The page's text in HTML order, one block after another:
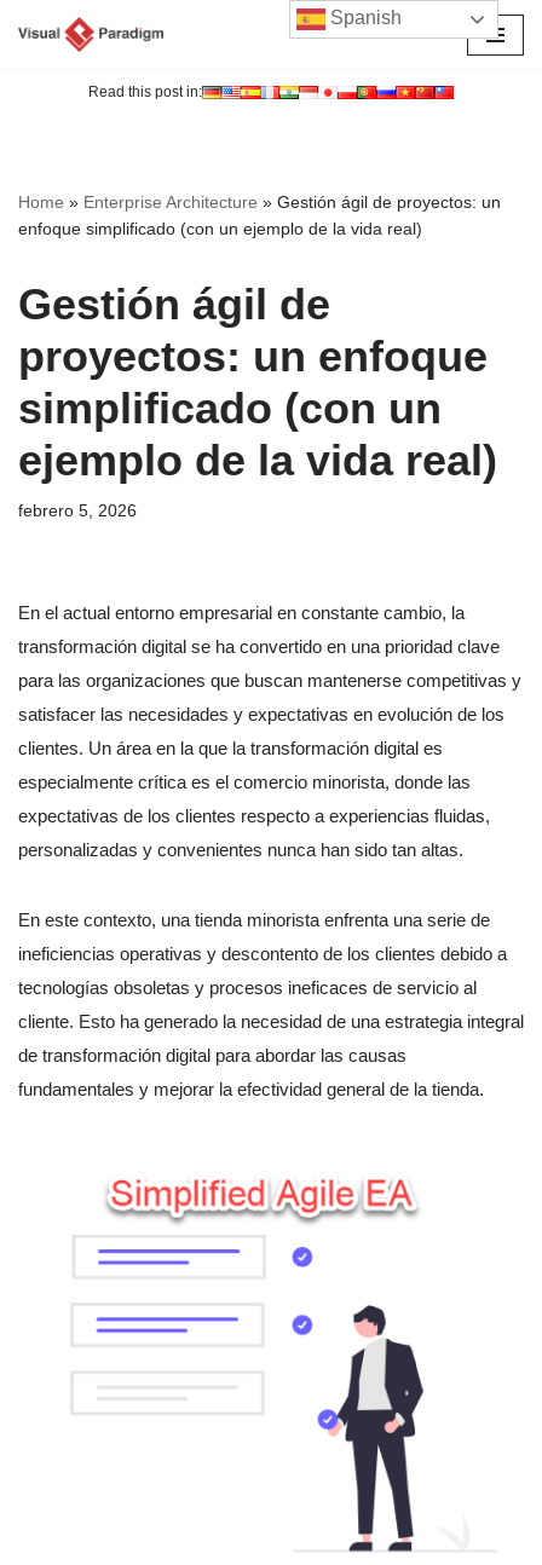
Read this post in:
Home » Enterprise Architecture » Gestión ágil de proyectos: un
enfoque simplificado (con un ejemplo de la vida real)
Gestión ágil de
proyectos: un enfoque
simplificado (con un
ejemplo de la vida real)
febrero 5, 2026
En el actual entorno empresarial en constante cambio, la
transformación digital se ha convertido en una prioridad clave
para las organizaciones que buscan mantenerse competitivas y
satisfacer las necesidades y expectativas en evolución de los
clientes. Un área en la que la transformación digital es
especialmente crítica es el comercio minorista, donde las
expectativas de los clientes respecto a experiencias fluidas,
personalizadas y convenientes nunca han sido tan altas.
En este contexto, una tienda minorista enfrenta una serie de
ineficiencias operativas y descontento de los clientes debido a
tecnologías obsoletas y procesos ineficaces de servicio al
cliente. Esto ha generado la necesidad de una estrategia integral
de transformación digital para abordar las causas
fundamentales y mejorar la efectividad general de la tienda.
Spanish